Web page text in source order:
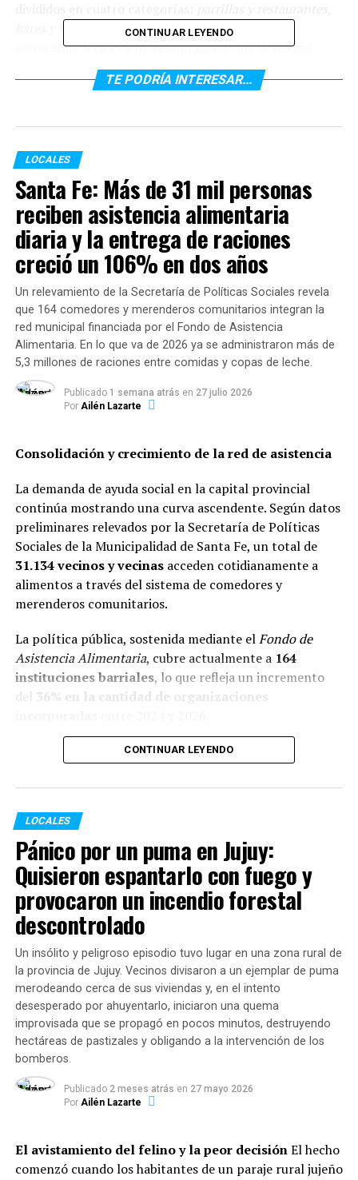
,hamburgueserías, pizzerías y
cervecerías, ycafés y pastelería. La movida se llevará
adelante de lunes a jueves, exceptuando los feriados y
vísperas de feriados, con el fin de fomentar el
sumarán cinco paradores isleños con menús
promocionales que se podrán disfrutar sólo los días
sábados y domingos.
Otra de las novedades es la participación de las
heladerías que también ofrecerán promociones de lunes
a jueves. Éstas incluirán el regalo de un cuarto de helado
para quienes compren un kilo en el mostrador de cada
local adherido.
Durante los días del evento, paralelamente, se podrán
disfrutar diversas propuestas virtuales para aprender y
descubrir sabores y lugares. Las clases de cocina online,
emitidas desde el Mercado del Patio, estarán a cargo de
gratuitos sobre el clásico vermut, las nuevas tendencias
También habrá recorridos virtuales que abarcarán las
cafeterías del Paseo del Siglo y el circuito Mercado
Pichincha, con visitas online a dos zonas tradicionales
que se ha convertido en un clásico de la ciudad y que
cuentan con una gran historia y una variada oferta
gastronómica.
En las redes sociales de Semana Gastronómica Rosario
se difundirán contenidos audiovisuales con referentes
del rubro gastronómico, se contarán historias de vida de
TACC, cervecería, consejos de sommeliers y preparación
de tragos y café.
vidrieras con stickers que visualizarán su participación
enMayo mes de sabores
manteles individuales con recomendaciones sanitarias e
información sobre la actividad.
Se puede consultar el listado de locales adheridos, la
programación completa y demás información
web
TEMAS RELACIONADOS:
Amsafe pide “medidas más urgentes” para frenar los
contagios
urbana se puso en marcha el primer cruce seguro
CONTINUAR LEYENDO
TE PODRÍA INTERESAR...
LOCALES
Santa Fe: Más de 31 mil personas
reciben asistencia alimentaria
diaria y la entrega de raciones
creció un 106% en dos años
Un relevamiento de la Secretaría de Políticas Sociales revela
que 164 comedores y merenderos comunitarios integran la
red municipal financiada por el Fondo de Asistencia
Alimentaria. En lo que va de 2026 ya se administraron más de
5,3 millones de raciones entre comidas y copas de leche.
Publicado 1 semana atrás en 27 julio 2026
Por Ailén Lazarte
Consolidación y crecimiento de la red de asistencia
La demanda de ayuda social en la capital provincial
continúa mostrando una curva ascendente. Según datos
preliminares relevados por la Secretaría de Políticas
Sociales de la Municipalidad de Santa Fe, un total de
31.134 vecinos y vecinasacceden cotidianamente a
alimentos a través del sistema de comedores y
merenderos comunitarios.
La política pública, sostenida mediante elFondo de
Asistencia Alimentaria, cubre actualmente a 164
instituciones barriales, lo que refleja un incremento
del 36% en la cantidad de organizaciones
Este salto territorial vino acompañado de un aumento
Comedores (almuerzo y cena):
1.192.409 raciones en 2024 a
lo que representa un incremento del106%
Copas de leche (desayuno y merienda):
Crecieron de 1.445.270 raciones a 2.883.504 en
2026(suba del99%
En conjunto, las entidades administraron5.340.528
raciones alimentarias en lo que va del año,
garantizando el derecho básico a la alimentación de
niños, niñas, adolescentes y adultos de sectores
vulnerables.
Dinámica del servicio: Modalidades
El informe evidencia que la atención se adaptó a los
hábitos de pospandemia: el83% de las instituciones
CONTINUAR LEYENDO
LOCALES
Pánico por un puma en Jujuy:
Quisieron espantarlo con fuego y
provocaron un incendio forestal
descontrolado
Un insólito y peligroso episodio tuvo lugar en una zona rural de
la provincia de Jujuy. Vecinos divisaron a un ejemplar de puma
merodeando cerca de sus viviendas y, en el intento
desesperado por ahuyentarlo, iniciaron una quema
improvisada que se propagó en pocos minutos, destruyendo
hectáreas de pastizales y obligando a la intervención de los
bomberos.
Publicado 2 meses atrás en 27 mayo 2026
Por Ailén Lazarte
El avistamiento del felino y la peor decisiónEl hecho
comenzó cuando los habitantes de un paraje rural jujeño